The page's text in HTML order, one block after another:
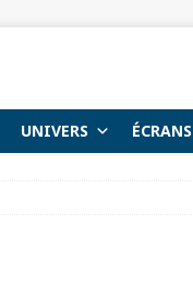
UNIVERS ÉCRANS